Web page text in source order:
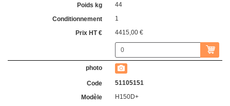
44
1
4415,00 €
51105151
H150D+